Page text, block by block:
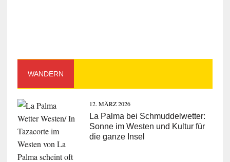
WANDERN
12. MÄRZ 2026
La Palma bei Schmuddelwetter:
Sonne im Westen und Kultur für
die ganze Insel